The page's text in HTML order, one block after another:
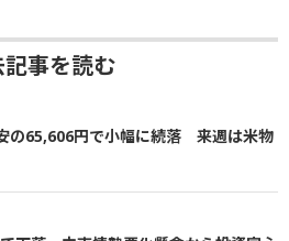
記事を読む
の65,606円で小幅に続落 来週は米物